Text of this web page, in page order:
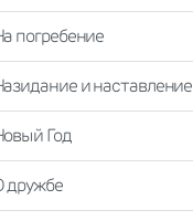
погребение
и наставление
Год
дружбе